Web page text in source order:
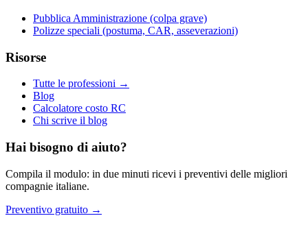
Pubblica Amministrazione (colpa grave)
Polizze speciali (postuma, CAR, asseverazioni)
Risorse
Tutte le professioni →
Blog
Calcolatore costo RC
Chi scrive il blog
Hai bisogno di aiuto?
Compila il modulo: in due minuti ricevi i preventivi delle migliori
compagnie italiane.
Preventivo gratuito →